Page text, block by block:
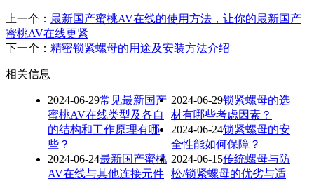
上一个： 最新国产蜜桃AV在线的使用方法，让你的最新国产
蜜桃AV在线更紧
下一个： 精密锁紧螺母的用途及安装方法介绍
相关信息
2024-06-29常见最新国产
蜜桃AV在线类型及各自
的结构和工作原理有哪
些？
2024-06-29锁紧螺母的选
材有哪些考虑因素？
2024-06-24锁紧螺母的安
全性能如何保障？
2024-06-24最新国产蜜桃
AV在线与其他连接元件
2024-06-15传统螺母与防
松/锁紧螺母的优劣与适